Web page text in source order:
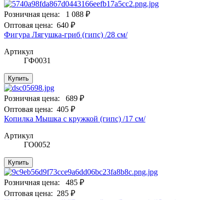
Розничная цена:
1 088 ₽
Оптовая цена: 640 ₽
Фигура Лягушка-гриб (гипс) /28 см/
Артикул
ГФ0031
Купить
Розничная цена:
689 ₽
Оптовая цена: 405 ₽
Копилка Мышка с кружкой (гипс) /17 см/
Артикул
ГО0052
Купить
Розничная цена:
485 ₽
Оптовая цена: 285 ₽